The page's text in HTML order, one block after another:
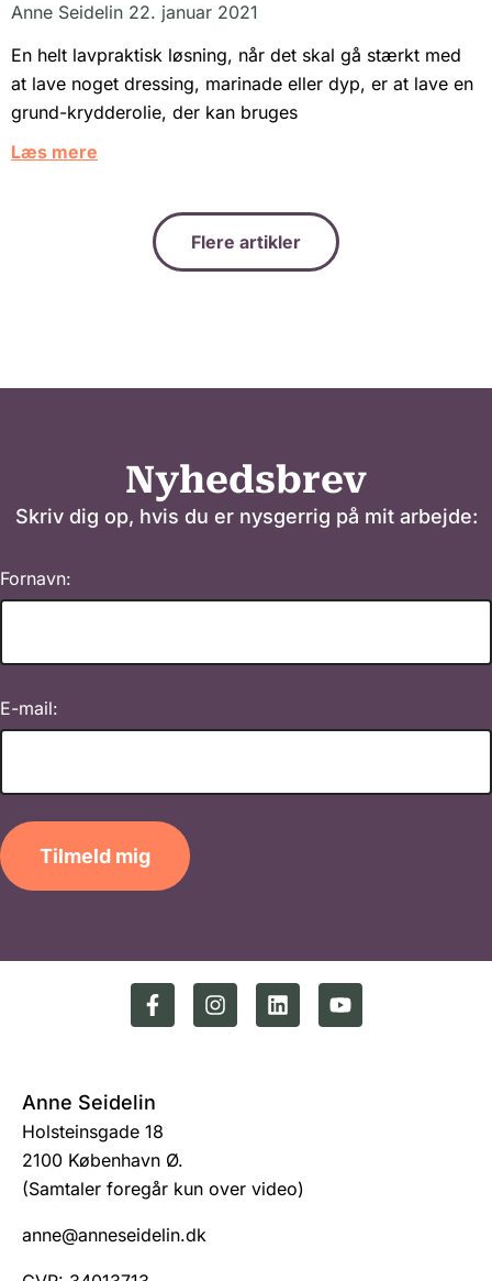
Anne Seidelin 22. januar 2021
En helt lavpraktisk løsning, når det skal gå stærkt med
at lave noget dressing, marinade eller dyp, er at lave en
grund-krydderolie, der kan bruges
Læs mere
Flere artikler
Nyhedsbrev
Skriv dig op, hvis du er nysgerrig på mit arbejde:
Fornavn:
E-mail:
Tilmeld mig
Anne Seidelin
Holsteinsgade 18
2100 København Ø.
(Samtaler foregår kun over video)
anne@anneseidelin.dk